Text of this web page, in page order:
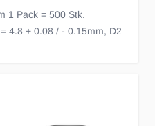
1 Pack = 500 Stk.
4.8 + 0.08 / - 0.15mm, D2